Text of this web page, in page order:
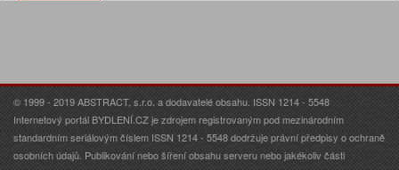
© 1999 - 2019 ABSTRACT, s.r.o. a dodavatelé obsahu. ISSN 1214 - 5548
Internetový portál BYDLENÍ.CZ je zdrojem registrovaným pod mezinárodním
standardním seriálovým číslem ISSN 1214 - 5548 dodržuje právní předpisy o ochraně
osobních údajů. Publikování nebo šíření obsahu serveru nebo jakékoliv části